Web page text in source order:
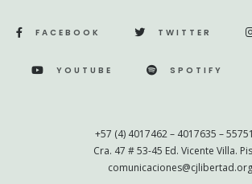
FACEBOOK TWITTER
YOUTUBE SPOTIFY
+57 (4) 4017462 – 4017635 –
Cra. 47 # 53-45 Ed. Vicente Villa.
comunicaciones@cjlibertad.org